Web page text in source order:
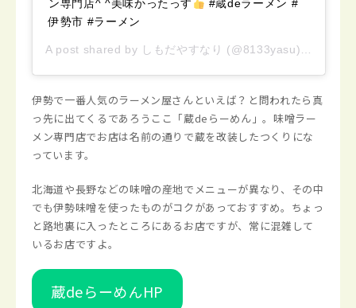
ン専門店^ ^美味かったっす
#蔵deラーメン #
伊勢市 #ラーメン
A post shared by しもだやすなり (@8133yasu) on
伊勢で一番人気のラーメン屋さんといえば？と問われたら真
っ先に出てくるであろうここ「蔵deらーめん」。味噌ラー
メン専門店でお店は名前の通りで蔵を改装したつくりにな
っています。
北海道や長野などの味噌の産地でメニューが異なり、その中
でも伊勢味噌を使ったものがコクがあっておすすめ。ちょっ
と路地裏に入ったところにあるお店ですが、常に混雑して
いるお店ですよ。
蔵deらーめんHP